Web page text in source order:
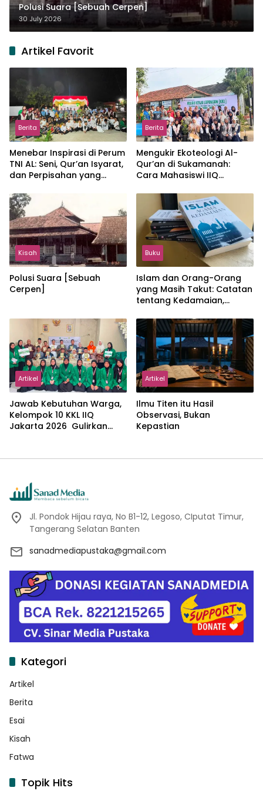
Polusi Suara [Sebuah Cerpen]
30 July 2026
Artikel Favorit
Berita
Menebar Inspirasi di Perum
TNI AL: Seni, Qur’an Isyarat,
dan Perpisahan yang
Berita
Mengukir Ekoteologi Al-
Qur’an di Sukamanah:
Cara Mahasiswi IIQ
Jonggol
Kisah
Polusi Suara [Sebuah
Cerpen]
Buku
Islam dan Orang-Orang
yang Masih Takut: Catatan
tentang Kedamaian,
dalam Pemikiran Masykuri
Abdillah
Artikel
Jawab Kebutuhan Warga,
Kelompok 10 KKL IIQ
Jakarta 2026 Gulirkan
Artikel
Ilmu Titen itu Hasil
Observasi, Bukan
Kepastian
Jl. Pondok Hijau raya, No B1-12, Legoso, CIputat Timur,
Tangerang Selatan Banten
sanadmediapustaka@gmail.com
Kategori
Artikel
Berita
Esai
Kisah
Fatwa
Topik Hits